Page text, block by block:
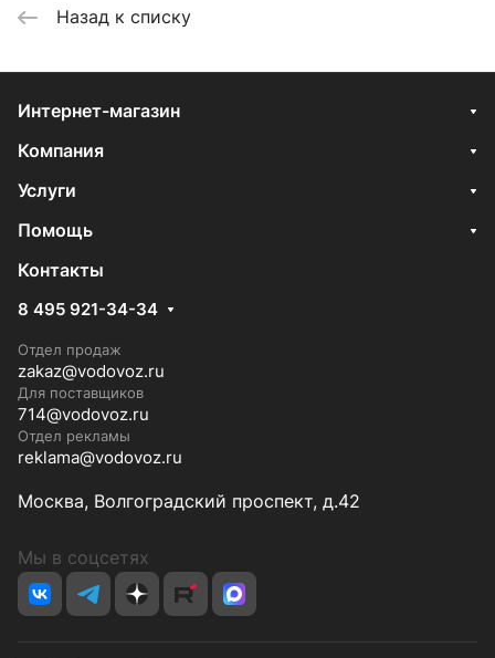
Назад к списку
Интернет-магазин
Компания
Услуги
Помощь
Контакты
8 495 921-34-34
Отдел продаж
zakaz@vodovoz.ru
Для поставщиков
714@vodovoz.ru
Отдел рекламы
reklama@vodovoz.ru
Москва, Волгоградский проспект, д.42
Мы в соцсетях